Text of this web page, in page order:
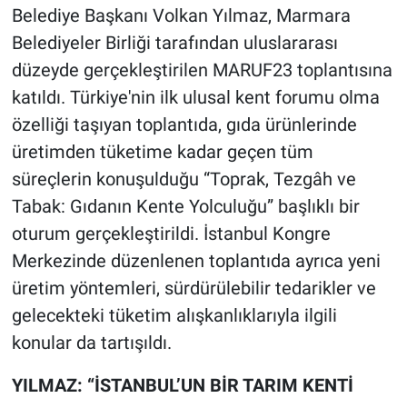
Belediye Başkanı Volkan Yılmaz, Marmara
Belediyeler Birliği tarafından uluslararası
düzeyde gerçekleştirilen MARUF23 toplantısına
katıldı. Türkiye'nin ilk ulusal kent forumu olma
özelliği taşıyan toplantıda, gıda ürünlerinde
üretimden tüketime kadar geçen tüm
süreçlerin konuşulduğu “Toprak, Tezgâh ve
Tabak: Gıdanın Kente Yolculuğu” başlıklı bir
oturum gerçekleştirildi. İstanbul Kongre
Merkezinde düzenlenen toplantıda ayrıca yeni
üretim yöntemleri, sürdürülebilir tedarikler ve
gelecekteki tüketim alışkanlıklarıyla ilgili
konular da tartışıldı.
YILMAZ: “İSTANBUL’UN BİR TARIM KENTİ